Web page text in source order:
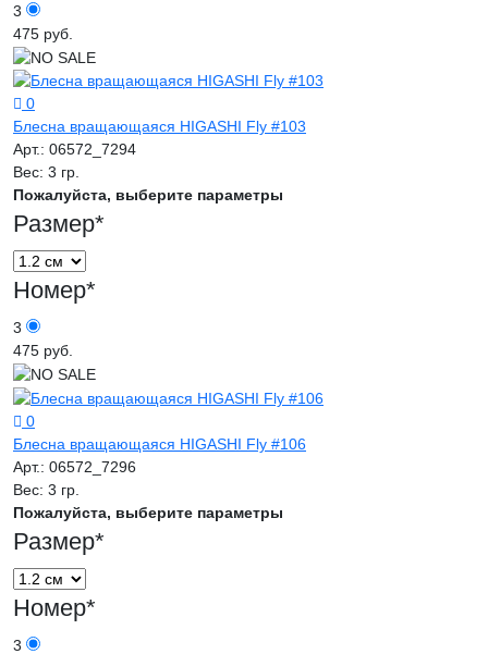
3
475 руб.
0
Блесна вращающаяся HIGASHI Fly #103
Арт.: 06572_7294
Вес: 3 гр.
Пожалуйста, выберите параметры
Размер*
Номер*
3
475 руб.
0
Блесна вращающаяся HIGASHI Fly #106
Арт.: 06572_7296
Вес: 3 гр.
Пожалуйста, выберите параметры
Размер*
Номер*
3